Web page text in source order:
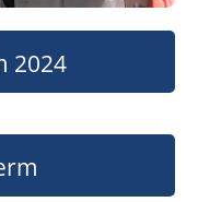
2024